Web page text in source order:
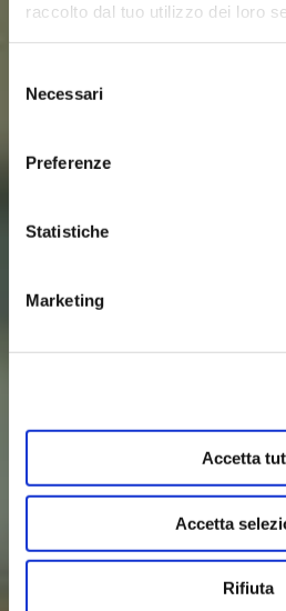
raccolto dal tuo utilizzo dei loro
delNecessari
Preferenze
Statistiche
Marketing
Accetta
Accetta
Rifiuta